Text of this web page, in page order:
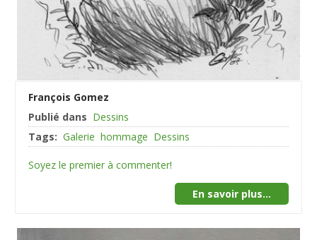
François Gomez
Publié dans Dessins
Tags: Galerie hommage Dessins
Soyez le premier à commenter!
En savoir plus...